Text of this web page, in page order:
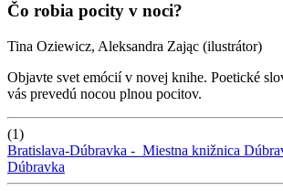
Čo robia pocity v noci?
Tina Oziewicz, Aleksandra Zając (ilustrátor)
Objavte svet emócií v novej knihe. Poetické
vás prevedú nocou plnou pocitov.
(1)
Bratislava-Dúbravka - Miestna knižnica
Dúbravka